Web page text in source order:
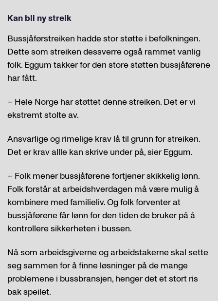
Kan bli ny streik
Bussjåførstreiken hadde stor støtte i befolkningen.
Dette som streiken dessverre også rammet vanlig
folk. Eggum takker for den store støtten bussjåførene
har fått.
– Hele Norge har støttet denne streiken. Det er vi
ekstremt stolte av.
Ansvarlige og rimelige krav lå til grunn for streiken.
Det er krav allle kan skrive under på, sier Eggum.
– Folk mener bussjåførene fortjener skikkelig lønn.
Folk forstår at arbeidshverdagen må være mulig å
kombinere med familieliv. Og folk forventer at
bussjåførene får lønn for den tiden de bruker på å
kontrollere sikkerheten i bussen.
Nå som arbeidsgiverne og arbeidstakerne skal sette
seg sammen for å finne løsninger på de mange
problemene i bussbransjen, henger det et stort ris
bak speilet.